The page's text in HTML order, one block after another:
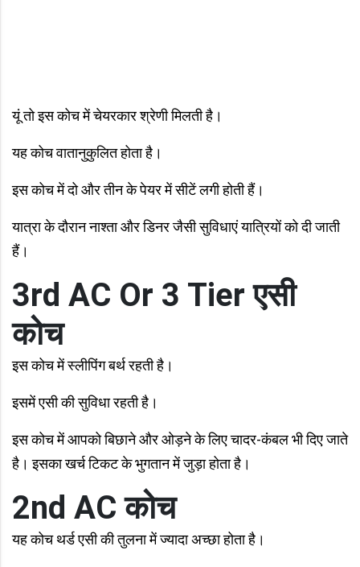
यूं तो इस कोच में चेयरकार श्रेणी मिलती है।
यह कोच वातानुकुलित होता है।
इस कोच में दो और तीन के पेयर में सीटें लगी होती हैं।
यात्रा के दौरान नाश्ता और डिनर जैसी सुविधाएं यात्रियों को दी जाती
हैं।
3rd AC Or 3 Tier एसी
कोच
इस कोच में स्लीपिंग बर्थ रहती है।
इसमें एसी की सुविधा रहती है।
इस कोच में आपको बिछाने और ओड़ने के लिए चादर-कंबल भी दिए जाते
है। इसका खर्च टिकट के भुगतान में जुड़ा होता है।
2nd AC कोच
यह कोच थर्ड एसी की तुलना में ज्यादा अच्छा होता है।